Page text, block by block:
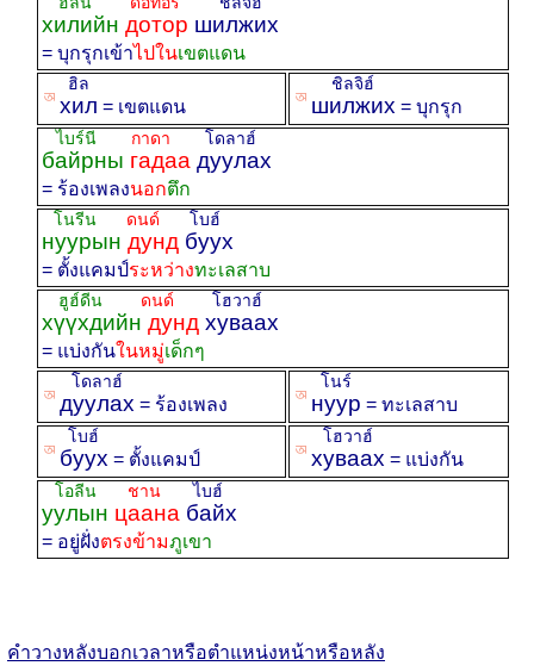
хилийн дотор шилжих
= บุกรุกเข้าไปในเขตแดน
ꡐ хил
ฮิล
= เขตแดน ꡐ шилжих
ชิลจิฮ์
= บุกรุก
байрны гадаа дуулах
ไบร์นี กาดา โดลาฮ์
= ร้องเพลงนอกตึก
нуурын дундбуух
โนรีน ดนด์ โบฮ์
= ตั้งแคมป์ระหว่างทะเลสาบ
хүүхдийн дундхуваах
ฮูฮ์ดีน ดนด์ โฮวาฮ์
= แบ่งกันในหมู่เด็กๆ
ꡐ дуулах
โดลาฮ์
= ร้องเพลง ꡐ нуур
โนร์
= ทะเลสาบ
ꡐ буух
โบฮ์
= ตั้งแคมป์ ꡐ хуваах
โฮวาฮ์
= แบ่งกัน
уулын цаана байх
โอลีน ชานไบฮ์
= อยู่ฝั่งตรงข้ามภูเขา
คำวางหลังบอกเวลาหรือตำแหน่งหน้าหรือหลัง